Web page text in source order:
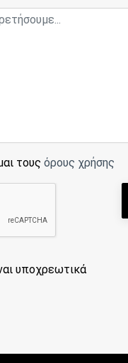
τους όρους χρήσης
υποχρεωτικά